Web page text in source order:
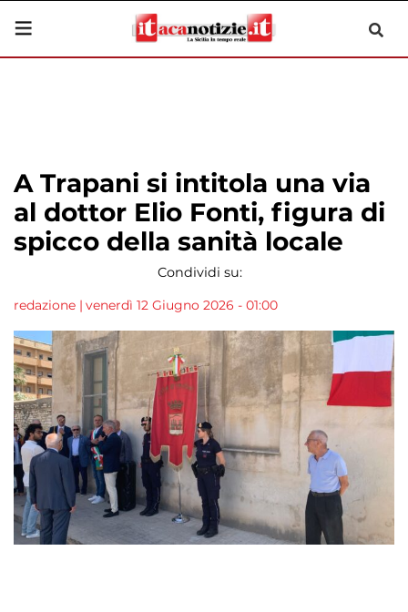
A Trapani si intitola una via
al dottor Elio Fonti, figura di
spicco della sanità locale
Condividi su:
redazione | venerdì 12 Giugno 2026 - 01:00